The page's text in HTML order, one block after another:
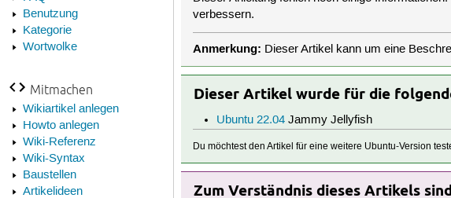
Benutzung
Kategorie
Wortwolke
Mitmachen
Wikiartikel anlegen
Howto anlegen
Wiki-Referenz
Wiki-Syntax
Baustellen
Artikelideen
verbessern.
Anmerkung: Dieser Artikel kann um eine
Dieser Artikel wurde für die
Ubuntu 22.04Jammy Jellyfish
Du möchtest den Artikel für eine weitere Ubuntu-Version
Zum Verständnis dieses Artikels